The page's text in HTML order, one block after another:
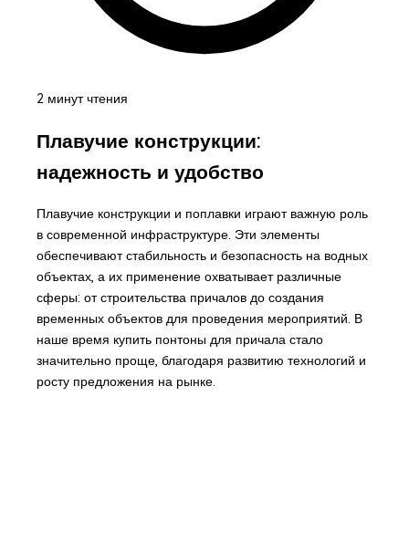
2 минут чтения
Плавучие конструкции:
надежность и удобство
Плавучие конструкции и поплавки играют важную роль
в современной инфраструктуре. Эти элементы
обеспечивают стабильность и безопасность на водных
объектах, а их применение охватывает различные
сферы: от строительства причалов до создания
временных объектов для проведения мероприятий. В
наше время купить понтоны для причала стало
значительно проще, благодаря развитию технологий и
росту предложения на рынке.